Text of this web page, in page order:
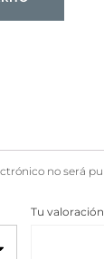
no será
Tu